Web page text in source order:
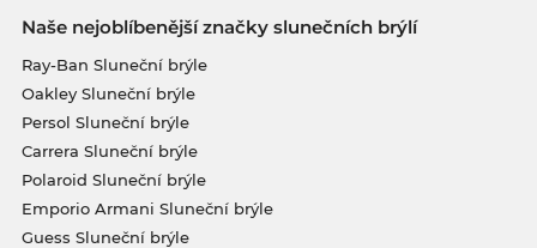
Naše nejoblíbenější značky slunečních brýlí
Ray-Ban Sluneční brýle
Oakley Sluneční brýle
Persol Sluneční brýle
Carrera Sluneční brýle
Polaroid Sluneční brýle
Emporio Armani Sluneční brýle
Guess Sluneční brýle